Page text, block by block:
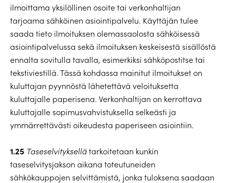
ilmoittama yksilöllinen osoite tai verkonhaltijan
tarjoama sähköinen asiointipalvelu. Käyttäjän tulee
saada tieto ilmoituksen olemassaolosta sähköisessä
asiointipalvelussa sekä ilmoituksen keskeisestä sisällöstä
ennalta sovitulla tavalla, esimerkiksi sähköpostitse tai
tekstiviestillä. Tässä kohdassa mainitut ilmoitukset on
kuluttajan pyynnöstä lähetettävä veloituksetta
kuluttajalle paperisena. Verkonhaltijan on kerrottava
kuluttajalle sopimusvahvistuksella selkeästi ja
ymmärrettävästi oikeudesta paperiseen asiointiin.
1.25 Taseselvityksellätarkoitetaan kunkin
taseselvitysjakson aikana toteutuneiden
sähkökauppojen selvittämistä, jonka tuloksena saadaan